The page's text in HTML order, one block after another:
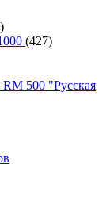
(427)
RM 500 "Русская